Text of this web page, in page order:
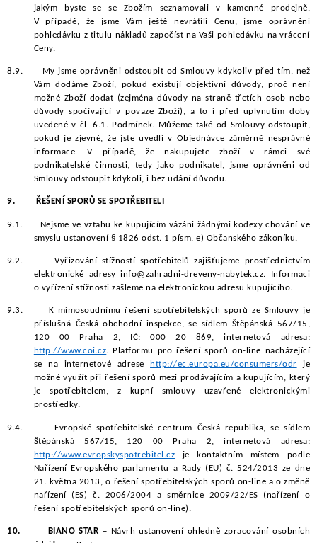
jakým byste se se Zbožím seznamovali v kamenné prodejně.
V případě, že jsme Vám ještě nevrátili Cenu, jsme oprávněni
pohledávku z titulu nákladů započíst na Vaši pohledávku na vrácení
Ceny.
8.9.
My jsme oprávněni odstoupit od Smlouvy kdykoliv před tím, než
Vám dodáme Zboží, pokud existují objektivní důvody, proč není
možné Zboží dodat (zejména důvody na straně třetích osob nebo
důvody spočívající v povaze Zboží), a to i před uplynutím doby
uvedené v čl. 6.1. Podmínek. Můžeme také od Smlouvy odstoupit,
pokud je zjevné, že jste uvedli v Objednávce záměrně nesprávné
informace. V případě, že nakupujete zboží v rámci své
podnikatelské činnosti, tedy jako podnikatel, jsme oprávněni od
Smlouvy odstoupit kdykoli, i bez udání důvodu.
9. ŘEŠENÍ SPORŮ SE SPOTŘEBITELI
9.1.
Nejsme ve vztahu ke kupujícím vázáni žádnými kodexy chování ve
smyslu ustanovení § 1826 odst. 1 písm. e) Občanského zákoníku.
9.2.
Vyřizování stížností spotřebitelů zajišťujeme prostřednictvím
elektronické adresy info@zahradni-dreveny-nabytek.cz. Informaci
o vyřízení stížnosti zašleme na elektronickou adresu kupujícího.
9.3.
K mimosoudnímu řešení spotřebitelských sporů ze Smlouvy je
příslušná Česká obchodní inspekce, se sídlem Štěpánská 567/15,
120 00 Praha 2, IČ: 000 20 869, internetová adresa:
http://www.coi.cz. Platformu pro řešení sporů on-line nacházející
se na internetové adrese
http://ec.europa.eu/consumers/odr je
možné využít při řešení sporů mezi prodávajícím a kupujícím, který
je spotřebitelem, z kupní smlouvy uzavřené elektronickými
prostředky.
9.4.
Evropské spotřebitelské centrum Česká republika, se sídlem
Štěpánská 567/15, 120 00 Praha 2, internetová adresa:
http://www.evropskyspotrebitel.cz je kontaktním místem podle
Nařízení Evropského parlamentu a Rady (EU) č. 524/2013 ze dne
21. května 2013, o řešení spotřebitelských sporů on-line a o změně
nařízení (ES) č. 2006/2004 a směrnice 2009/22/ES (nařízení o
řešení spotřebitelských sporů on-line).
10. BIANO STAR – Návrh ustanovení ohledně zpracování osobních